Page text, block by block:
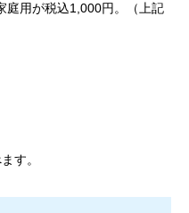
庭用が税込1,000円。（上記
す。